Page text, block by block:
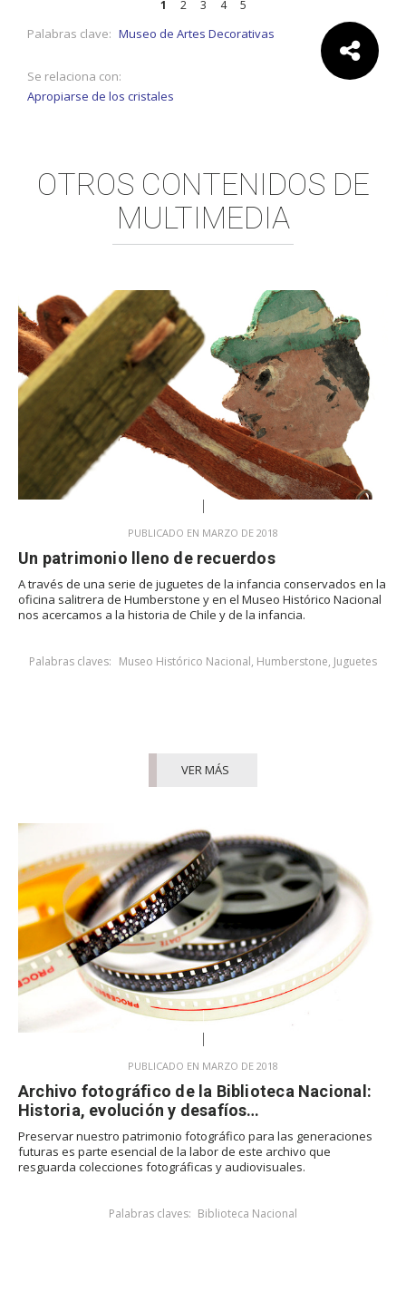
1 2 3 4 5
Palabras clave: Museo de Artes Decorativas
Se relaciona con:
Apropiarse de los cristales
OTROS CONTENIDOS DE
MULTIMEDIA
PUBLICADO EN MARZO DE 2018
Un patrimonio lleno de recuerdos
A través de una serie de juguetes de la infancia conservados en la
oficina salitrera de Humberstone y en el Museo Histórico Nacional
nos acercamos a la historia de Chile y de la infancia.
Palabras claves: Museo Histórico Nacional, Humberstone, Juguetes
VER MÁS
PUBLICADO EN MARZO DE 2018
Archivo fotográfico de la Biblioteca Nacional:
Historia, evolución y desafíos…
Preservar nuestro patrimonio fotográfico para las generaciones
futuras es parte esencial de la labor de este archivo que
resguarda colecciones fotográficas y audiovisuales.
Palabras claves: Biblioteca Nacional